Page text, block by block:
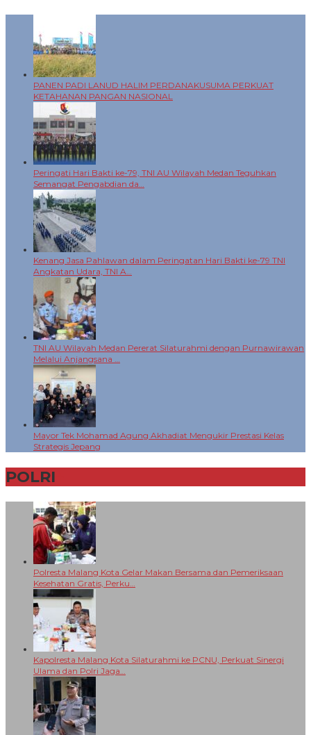
PANEN PADI LANUD HALIM PERDANAKUSUMA PERKUAT
KETAHANAN PANGAN NASIONAL
Peringati Hari Bakti ke-79, TNI AU Wilayah Medan Teguhkan
Semangat Pengabdian da…
Kenang Jasa Pahlawan dalam Peringatan Hari Bakti ke-79 TNI
Angkatan Udara, TNI A…
TNI AU Wilayah Medan Pererat Silaturahmi dengan Purnawirawan
Melalui Anjangsana …
Mayor Tek Mohamad Agung Akhadiat Mengukir Prestasi Kelas
Strategis Jepang
POLRI
Polresta Malang Kota Gelar Makan Bersama dan Pemeriksaan
Kesehatan Gratis, Perku…
Kapolresta Malang Kota Silaturahmi ke PCNU, Perkuat Sinergi
Ulama dan Polri Jaga…